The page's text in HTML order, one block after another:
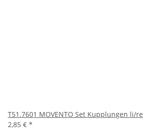
T51.7601 MOVENTO Set Kupplungen li/re
2,85 € *